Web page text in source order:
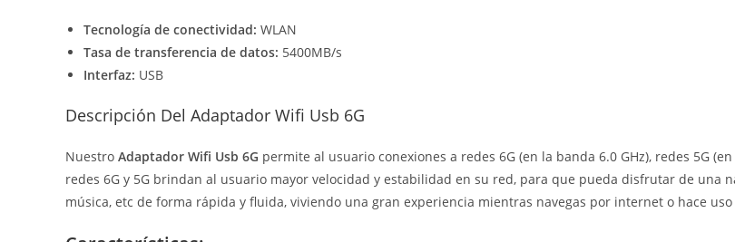
Tecnología de conectividad: WLAN
Tasa de transferencia de datos: 5400MB/s
Interfaz: USB
Descripción Del Adaptador Wifi Usb 6G
Nuestro Adaptador Wifi Usb 6G permite al usuario conexiones a redes 6G (en la banda 6.0 GHz), redes 5G
redes 6G y 5G brindan al usuario mayor velocidad y estabilidad en su red, para que pueda disfrutar de una
música, etc de forma rápida y fluida, viviendo una gran experiencia mientras navegas por internet o hace